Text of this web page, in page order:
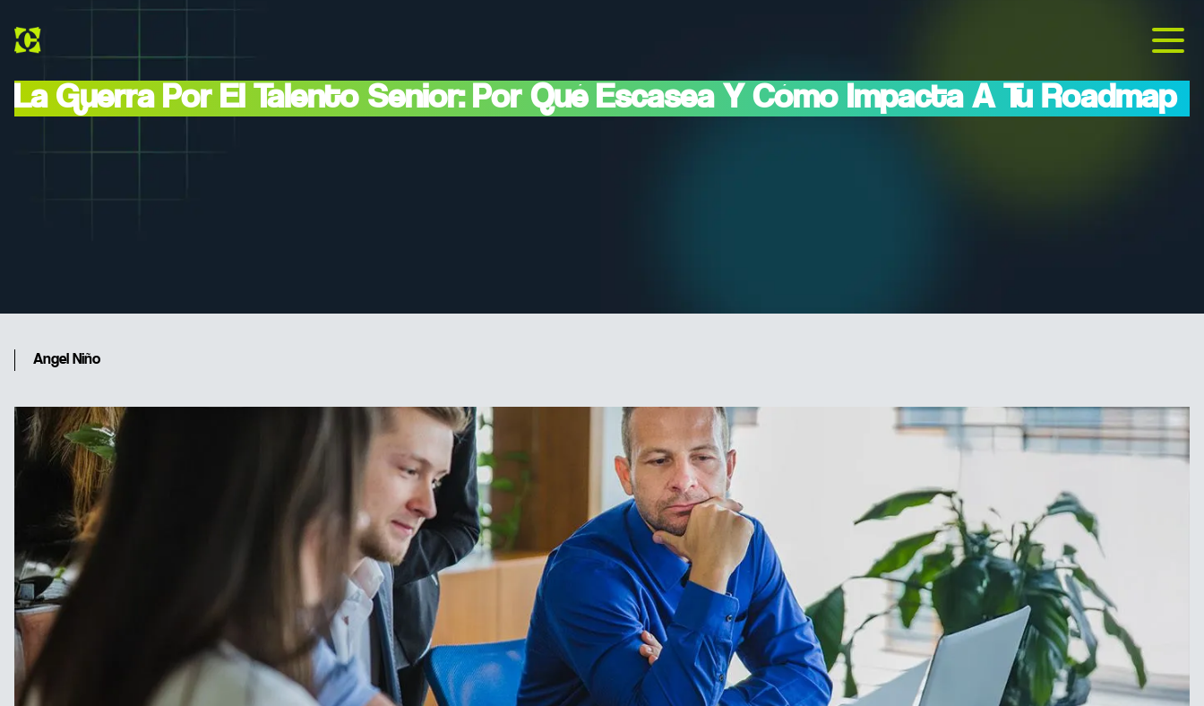
La Guerra Por El Talento Senior: Por Qué Escasea Y Cómo Impacta A Tu Roadmap
Angel Niño